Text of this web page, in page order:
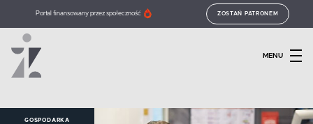
Portal finansowany przez społeczność ZOSTAŃ PATRONEM
MENU
GOSPODARKA